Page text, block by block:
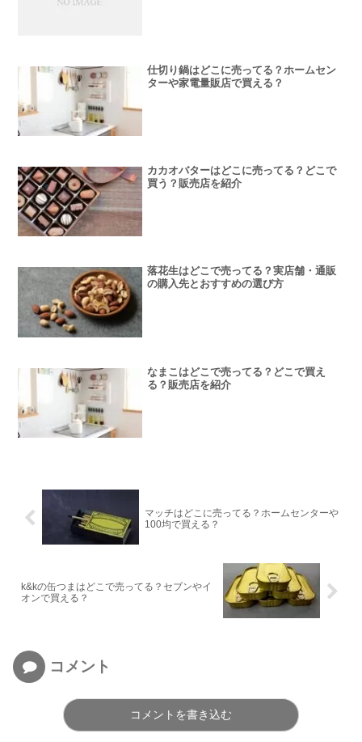
仕切り鍋はどこに売ってる？ホームセン
ターや家電量販店で買える？
カカオバターはどこに売ってる？どこで
買う？販売店を紹介
落花生はどこで売ってる？実店舗・通販
の購入先とおすすめの選び方
なまこはどこで売ってる？どこで買え
る？販売店を紹介
マッチはどこに売ってる？ホームセンターや
100均で買える？
k&kの缶つまはどこで売ってる？セブンやイ
オンで買える？
コメント
コメントを書き込む